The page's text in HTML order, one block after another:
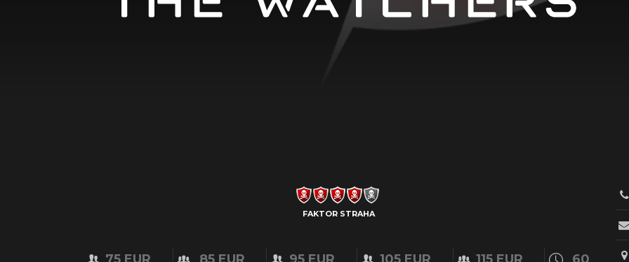
FAKTOR STRAHA